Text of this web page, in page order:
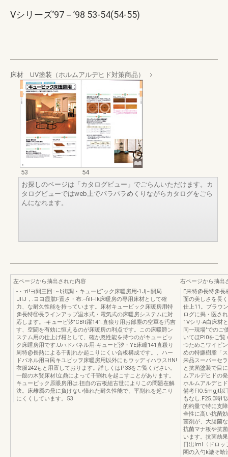
Vシリーズ’97－’98 53-54(54-55)
床材 UV塗装（ホルムアルデヒド対策商品）
53
54
お探しのページは「カタログビュー」でごらんいただけます。カ
タログビューではweb上でパラパラめくりながらカタログをごら
んになれます。
左ページから抽出された内容
-・:ri!ヨ間三回=~I;街調・キュービ‘ック床暖房用-1Jj~開局
JlIJ，.ヨヨ霞肱F置さ・布.--fill--lk床暖房の専用床材として確
力、な耐久性能を持っています。床材キュービック床暖房用特
@長特⑪長ラインアップ温水式・電気式の床暖房システムに対
応します。-キューピ汐'CB!t躍141.直狼り用お部塵の空軍を汚吉
す、空闘を有効に恒えるのが床暖房の利点です。この床暖爵ン
ステム用の仕上げ柑として、確か忽性能を持つのがキューピッ
ク床睡房用です.Uハドパネル用-キューピ汐・YE床瞳141直殺り
周特@長熱による干割れか起こりにくい合板構成です。、ハー
ドパネル用ヨ民キユピッヲ床暖房用以外にもウッディハウスHN!
衣服242もと用置しております。詳しくはP33をご覧ください。
一般の木賢床材l立鼎によって干割れを起こすことがあります。
キューピック原眼房用は.担自の古板組古世によりこの問題在解
決。床雌層の鼎に負けない憧れた耐久性能で、平副れを起こり
にくくしています。53
右ページから抽出
E来特@長特@
面の美しさを長
仕上11。ブラウ
ログに掲・医さ
1Vシリ-A白床材
同一現場'でのご
いてほPl0をご覧
つためこワイピ
めの特嫌樹脂「
来品スーパーセ
と抗菌塗装で目
ムアルデヒドの
ホルムアルデヒ
備考FIO.5mgjt以
もなし.F25.0時l'
的約量で特に支
全性に高い抗菌
菌剤が、大腸菌
抗菌マナ板や抗
います。抗菌劫
日出Iml〈ドロッ
閣の入勺k漉そ蛤